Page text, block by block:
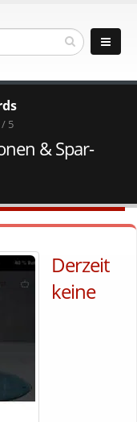
/ 5
& Spar-
Derzeit
keine